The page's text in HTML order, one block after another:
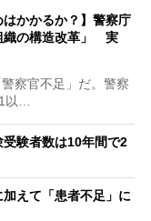
はかかるか？】警察庁
織の構造改革」 実
察官不足」だ。警察
以…
受験者数は10年間で2
加えて「患者不足」に